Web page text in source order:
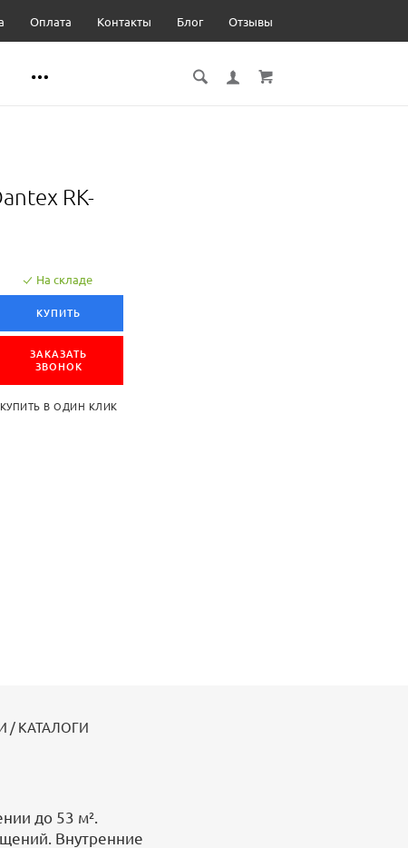
Оплата Контакты Блог Отзывы
RK-
На складе
КУПИТЬ
ЗАКАЗАТЬ
ЗВОНОК
КУПИТЬ В ОДИН КЛИК
/ КАТАЛОГИ
до 53 м².
Внутренние